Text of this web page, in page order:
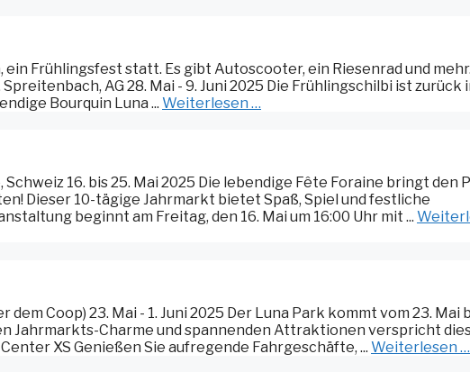
ein Frühlingsfest statt. Es gibt Autoscooter, ein Riesenrad und mehr.
AG 28. Mai - 9. Juni 2025 Die Frühlingschilbi ist zurück
Bourquin Luna ... Weiterlesen …
16. bis 25. Mai 2025 Die lebendige Fête Foraine bringt den
Dieser 10-tägige Jahrmarkt bietet Spaß, Spiel und festliche
beginnt am Freitag, den 16. Mai um 16:00 Uhr mit ...
Coop) 23. Mai - 1. Juni 2025 Der Luna Park kommt vom 23. Mai
Jahrmarkts-Charme und spannenden Attraktionen verspricht
XS Genießen Sie aufregende Fahrgeschäfte, ... Weiterlesen …